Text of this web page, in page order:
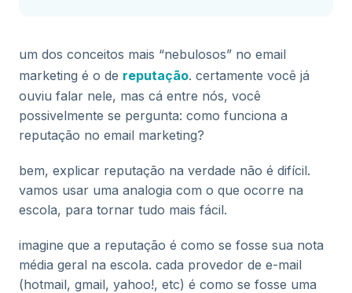
um dos conceitos mais “nebulosos” no email
marketing é o de reputação. certamente você já
ouviu falar nele, mas cá entre nós, você
possivelmente se pergunta: como funciona a
reputação no email marketing?
bem, explicar reputação na verdade não é difícil.
vamos usar uma analogia com o que ocorre na
escola, para tornar tudo mais fácil.
imagine que a reputação é como se fosse sua nota
média geral na escola. cada provedor de e-mail
(hotmail, gmail, yahoo!, etc) é como se fosse uma